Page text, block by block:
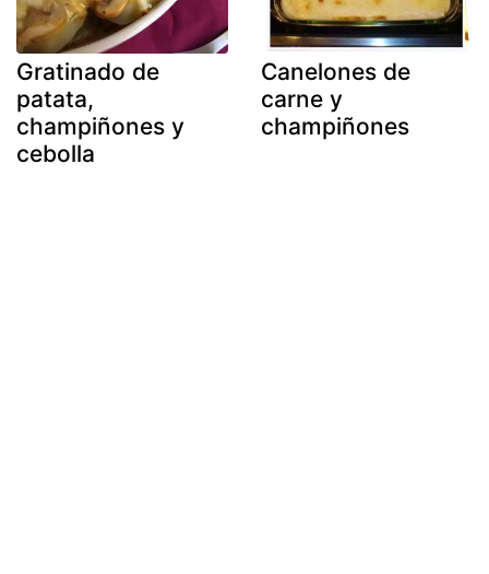
Gratinado de
patata,
champiñones y
cebolla
Canelones de
carne y
champiñones